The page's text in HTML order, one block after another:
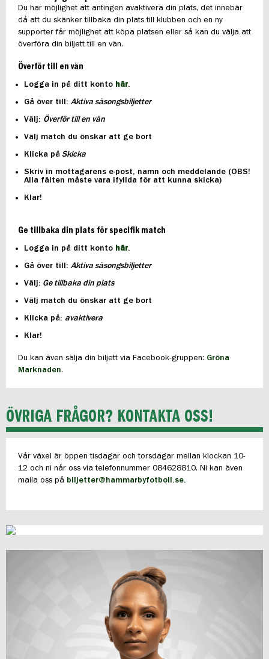
Du har möjlighet att antingen avaktivera din plats, det innebär
då att du skänker tillbaka din plats till klubben och en ny
supporter får möjlighet att köpa platsen eller så kan du välja att
överföra din biljett till en vän.
Överför till en vän
Logga in på ditt konto här.
Gå över till: Aktiva säsongsbiljetter
Välj: Överför till en vän
Välj match du önskar att ge bort
Klicka på Skicka
Skriv in mottagarens e-post, namn och meddelande (OBS!
Alla fälten måste vara ifyllda för att kunna skicka)
Klar!
Ge tillbaka din plats för specifik match
Logga in på ditt konto här.
Gå över till: Aktiva säsongsbiljetter
Välj: Ge tillbaka din plats
Välj match du önskar att ge bort
Klicka på: avaktivera
Klar!
Du kan även sälja din biljett via Facebook-gruppen: Gröna
Marknaden.
ÖVRIGA FRÅGOR? KONTAKTA OSS!
Vår växel är öppen tisdagar och torsdagar mellan klockan 10-
12 och ni når oss via telefonnummer 084628810. Ni kan även
maila oss på biljetter@hammarbyfotboll.se.